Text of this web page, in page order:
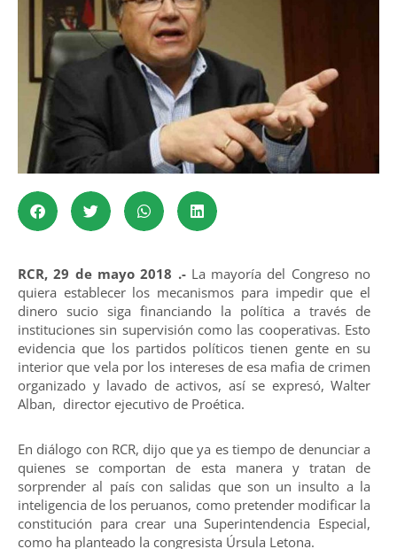
RCR, 29 de mayo 2018 .-La mayoría del Congreso no
quiera establecer los mecanismos para impedir que el
dinero sucio siga financiando la política a través de
instituciones sin supervisión como las cooperativas. Esto
evidencia que los partidos políticos tienen gente en su
interior que vela por los intereses de esa mafia de crimen
organizado y lavado de activos, así se expresó, Walter
Alban, director ejecutivo de Proética.
En diálogo con RCR, dijo que ya es tiempo de denunciar a
quienes se comportan de esta manera y tratan de
sorprender al país con salidas que son un insulto a la
inteligencia de los peruanos, como pretender modificar la
constitución para crear una Superintendencia Especial,
como ha planteado la congresista Úrsula Letona.